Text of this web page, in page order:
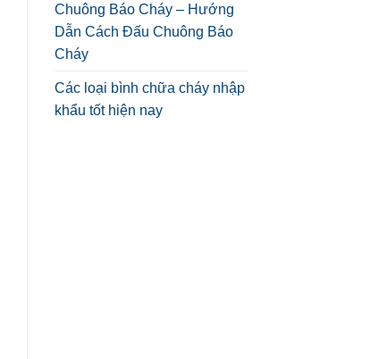
Chuông Báo Cháy – Hướng
Dẫn Cách Đấu Chuông Báo
Cháy
Các loại bình chữa cháy nhập
khẩu tốt hiện nay